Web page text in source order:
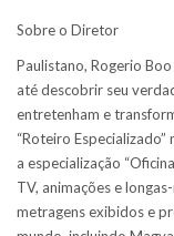
Sobre o Diretor
Paulistano, Rogerio
até descobrir seu
entretenham e
“Roteiro
a especialização
TV, animações e
metragens exibidos e